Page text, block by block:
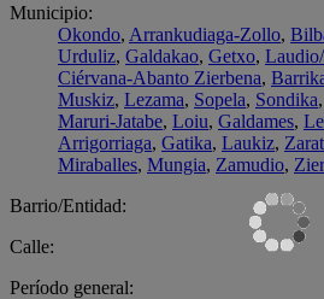
Municipio:
Okondo, Arrankudiaga-Zollo,
Urduliz, Galdakao, Getxo,
Ciérvana-Abanto Zierbena,
Muskiz, Lezama, Sopela, Sondika,
Maruri-Jatabe, Loiu, Galdames,
Arrigorriaga, Gatika, Laukiz,
Miraballes, Mungia, Zamudio,
Barrio/Entidad:
Calle:
Período general: